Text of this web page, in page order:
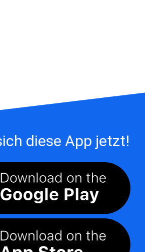
diese App jetzt!